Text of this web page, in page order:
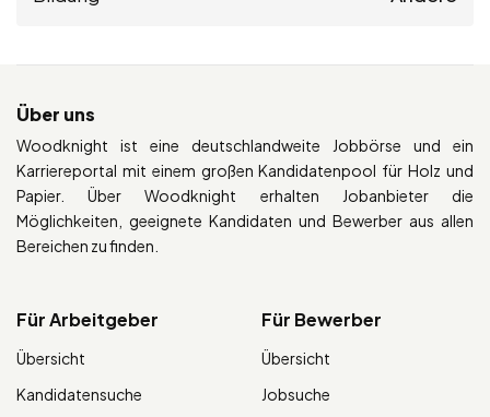
Über uns
Woodknight ist eine deutschlandweite Jobbörse und ein
Karriereportal mit einem großen Kandidatenpool für Holz und
Papier. Über Woodknight erhalten Jobanbieter die
Möglichkeiten, geeignete Kandidaten und Bewerber aus allen
Bereichen zu finden.
Für Arbeitgeber
Übersicht
Kandidatensuche
Für Bewerber
Übersicht
Jobsuche